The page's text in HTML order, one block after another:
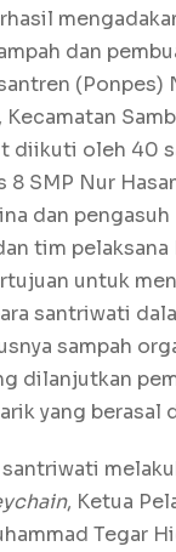
dan
(Ponpes)
Kecamatan
diikuti oleh 40
8 SMP Nur
dan pengasuh
tim pelaksana
untuk
santriwati
sampah
dilanjutkan
yang berasal
santriwati
, Ketua
Tegar